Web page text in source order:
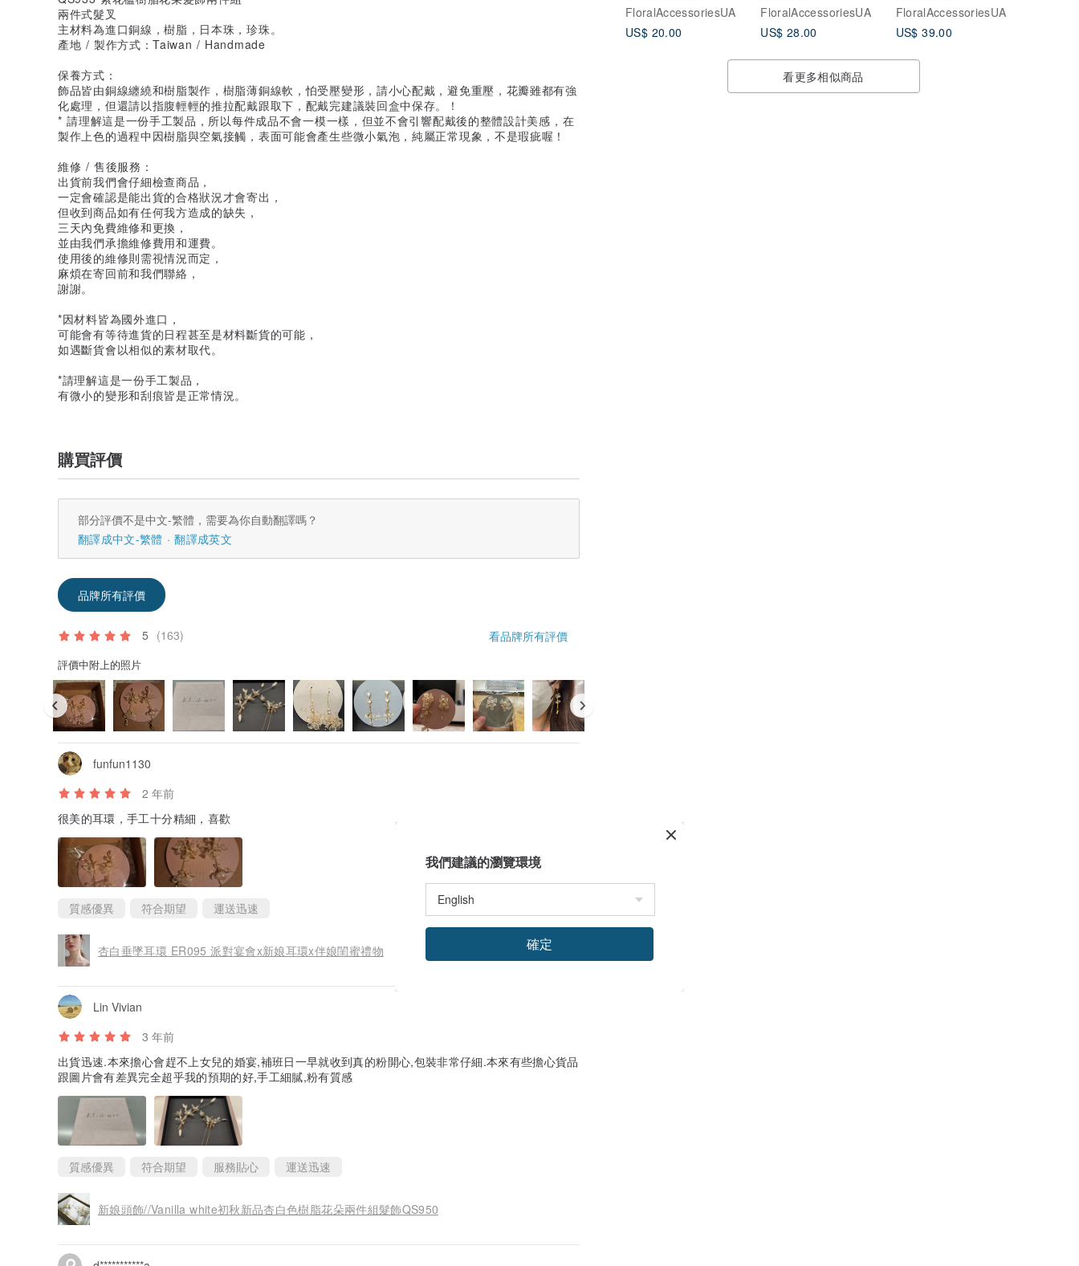
FloralAccessoriesUA
US$ 20.00
FloralAccessoriesUA
US$ 28.00
FloralAccessoriesUA
US$ 39.00
看更多相似商品
兩件式髮叉
主材料為進口銅線，樹脂，日本珠，珍珠。
產地 / 製作方式：Taiwan / Handmade
保養方式：
飾品皆由銅線纏繞和樹脂製作，樹脂薄銅線軟，怕受壓變形，請小心配戴，避免重壓，花瓣雖都有強
化處理，但還請以指腹輕輕的推拉配戴跟取下，配戴完建議裝回盒中保存。！
* 請理解這是一份手工製品，所以每件成品不會一模一樣，但並不會引響配戴後的整體設計美感，在
製作上色的過程中因樹脂與空氣接觸，表面可能會產生些微小氣泡，純屬正常現象，不是瑕疵喔！
維修 / 售後服務：
出貨前我們會仔細檢查商品，
一定會確認是能出貨的合格狀況才會寄出，
但收到商品如有任何我方造成的缺失，
三天內免費維修和更換，
並由我們承擔維修費用和運費。
使用後的維修則需視情況而定，
麻煩在寄回前和我們聯絡，
謝謝。
*因材料皆為國外進口，
可能會有等待進貨的日程甚至是材料斷貨的可能，
如遇斷貨會以相似的素材取代。
*請理解這是一份手工製品，
有微小的變形和刮痕皆是正常情況。
購買評價
部分評價不是中文-繁體，需要為你自動翻譯嗎？
翻譯成中文-繁體
翻譯成英文
品牌所有評價
5 (163) 看品牌所有評價
評價中附上的照片
funfun1130
2 年前
很美的耳環，手工十分精細，喜歡
質感優異 符合期望 運送迅速
杏白垂墜耳環 ER095 派對宴會x新娘耳環x伴娘閨蜜禮物
Lin Vivian
3 年前
出貨迅速.本來擔心會趕不上女兒的婚宴,補班日一早就收到真的粉開心,包裝非常仔細.本來有些擔心貨品
跟圖片會有差異完全超乎我的預期的好,手工細膩,粉有質感
質感優異 符合期望 服務貼心 運送迅速
新娘頭飾//Vanilla white初秋新品杏白色樹脂花朵兩件組髮飾QS950
我們建議的瀏覽環境
確定